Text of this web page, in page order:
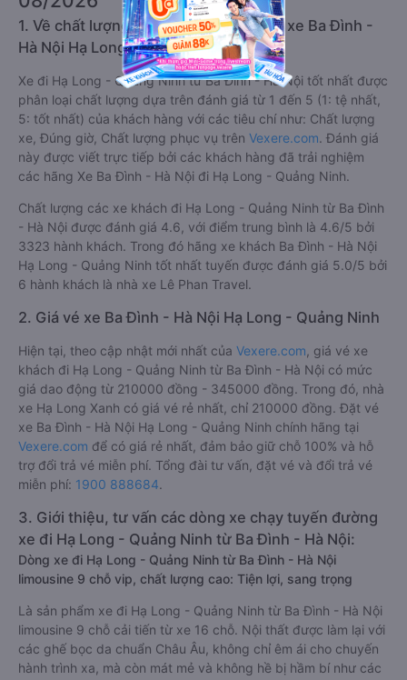
1. Về chất lượng, review, đánh giá nhà xe Ba Đình -
Hà Nội Hạ Long - Quảng Ninh
Xe đi Hạ Long - Quảng Ninh từ Ba Đình - Hà Nội tốt nhất được
phân loại chất lượng dựa trên đánh giá từ 1 đến 5 (1: tệ nhất,
5: tốt nhất) của khách hàng với các tiêu chí như: Chất lượng
xe, Đúng giờ, Chất lượng phục vụ trên Vexere.com. Đánh giá
này được viết trực tiếp bởi các khách hàng đã trải nghiệm
các hãng Xe Ba Đình - Hà Nội đi Hạ Long - Quảng Ninh.
Chất lượng các xe khách đi Hạ Long - Quảng Ninh từ Ba Đình
- Hà Nội được đánh giá 4.6, với điểm trung bình là 4.6/5 bởi
3323 hành khách. Trong đó hãng xe khách Ba Đình - Hà Nội
Hạ Long - Quảng Ninh tốt nhất tuyến được đánh giá 5.0/5 bởi
6 hành khách là nhà xe Lê Phan Travel.
2. Giá vé xe Ba Đình - Hà Nội Hạ Long - Quảng Ninh
Hiện tại, theo cập nhật mới nhất của Vexere.com , giá vé xe
khách đi Hạ Long - Quảng Ninh từ Ba Đình - Hà Nội có mức
giá dao động từ 210000 đồng - 345000 đồng. Trong đó, nhà
xe Hạ Long Xanh có giá vé rẻ nhất, chỉ 210000 đồng. Đặt vé
xe Ba Đình - Hà Nội Hạ Long - Quảng Ninh chính hãng tại
Vexere.com để có giá rẻ nhất, đảm bảo giữ chỗ 100% và hỗ
trợ đổi trả vé miễn phí. Tổng đài tư vấn, đặt vé và đổi trả vé
miễn phí: 1900 888684.
3. Giới thiệu, tư vấn các dòng xe chạy tuyến đường
xe đi Hạ Long - Quảng Ninh từ Ba Đình - Hà Nội:
Dòng xe đi Hạ Long - Quảng Ninh từ Ba Đình - Hà Nội
limousine 9 chỗ vip, chất lượng cao: Tiện lợi, sang trọng
Là sản phẩm xe đi Hạ Long - Quảng Ninh từ Ba Đình - Hà Nội
limousine 9 chỗ cải tiến từ xe 16 chỗ. Nội thất được làm lại với
các ghế bọc da chuẩn Châu Âu, không chỉ êm ái cho chuyến
hành trình xa, mà còn mát mẻ và không hề bị hầm bí như các